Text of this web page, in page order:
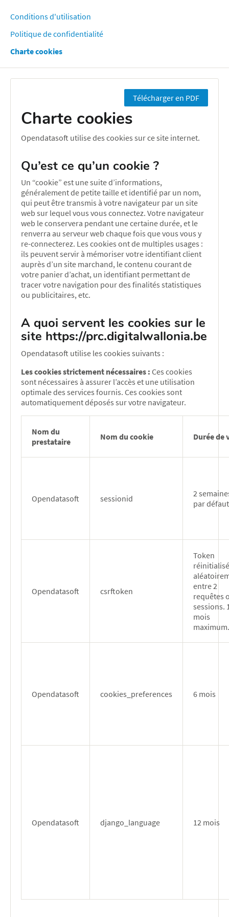
Conditions d'utilisation
Politique de confidentialité
Charte cookies
Télécharger en PDF
Charte cookies
Opendatasoft utilise des cookies sur ce site internet.
Qu’est ce qu’un cookie ?
Un “cookie” est une suite d’informations,
généralement de petite taille et identifié par un nom,
qui peut être transmis à votre navigateur par un site
web sur lequel vous vous connectez. Votre navigateur
web le conservera pendant une certaine durée, et le
renverra au serveur web chaque fois que vous vous y
re-connecterez. Les cookies ont de multiples usages :
ils peuvent servir à mémoriser votre identifiant client
auprès d’un site marchand, le contenu courant de
votre panier d’achat, un identifiant permettant de
tracer votre navigation pour des finalités statistiques
ou publicitaires, etc.
A quoi servent les cookies sur le
site https://prc.digitalwallonia.be
Opendatasoft utilise les cookies suivants :
Les cookies strictement nécessaires : Ces cookies
sont nécessaires à assurer l’accès et une utilisation
optimale des services fournis. Ces cookies sont
automatiquement déposés sur votre navigateur.
Nom du
prestataire
Nom du cookie Durée de
Opendatasoft sessionid
2
par défaut
Opendatasoft csrftoken
Token
réinitialisé
entre 2
requêtes
sessions.
mois
maximum.
Opendatasoft cookies_preferences 6 mois
Opendatasoft django_language 12 mois